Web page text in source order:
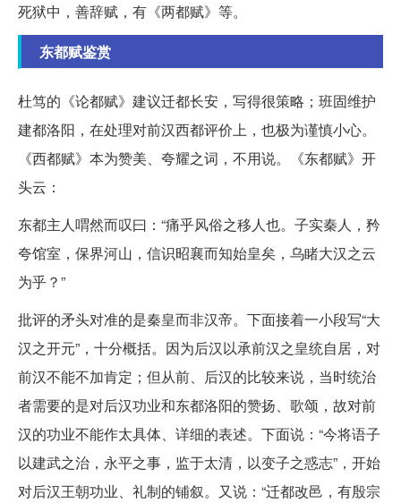
死狱中，善辞赋，有《两都赋》等。
东都赋鉴赏
杜笃的《论都赋》建议迁都长安，写得很策略；班固维护
建都洛阳，在处理对前汉西都评价上，也极为谨慎小心。
《西都赋》本为赞美、夸耀之词，不用说。《东都赋》开
头云：
东都主人喟然而叹曰：“痛乎风俗之移人也。子实秦人，矜
夸馆室，保界河山，信识昭襄而知始皇矣，乌睹大汉之云
为乎？”
批评的矛头对准的是秦皇而非汉帝。下面接着一小段写“大
汉之开元”，十分概括。因为后汉以承前汉之皇统自居，对
前汉不能不加肯定；但从前、后汉的比较来说，当时统治
者需要的是对后汉功业和东都洛阳的赞扬、歌颂，故对前
汉的功业不能作太具体、详细的表述。下面说：“今将语子
以建武之治，永平之事，监于太清，以变子之惑志”，开始
对后汉王朝功业、礼制的铺叙。又说：“迁都改邑，有殷宗